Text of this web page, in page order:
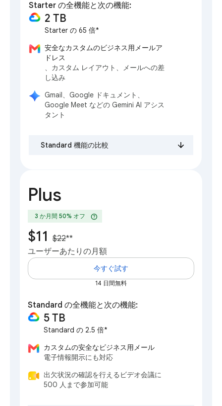
Starter の全機能と次の機能:
2 TB
Starter の 65 倍*
安全なカスタムのビジネス用メールア
ドレス
、カスタム レイアウト、メールへの差
し込み
Gmail、Google ドキュメント、
Google Meet などの Gemini AI アシス
タント
Standard 機能の比較
Plus
3 か月間 50% オフ help
$11 $22**
ユーザーあたりの月額
今すぐ試す
14 日間無料
Standard の全機能と次の機能:
5 TB
Standard の 2.5 倍*
カスタムの安全なビジネス用メール
電子情報開示にも対応
出欠状況の確認を行えるビデオ会議に
500 人まで参加可能